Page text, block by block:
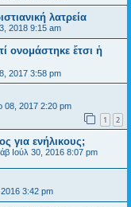
λατρεία
2018 9:15 am
ονομάστηκε ἔτσι ἡ
2017 3:58 pm
08, 2017 2:20 pm
1 2
για ενήλικους;
Ιούλ 30, 2016 8:07 pm
2016 3:42 pm